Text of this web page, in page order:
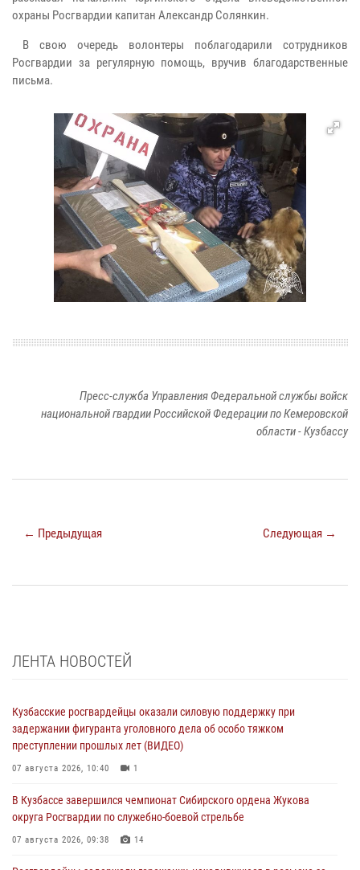
охраны Росгвардии капитан Александр Солянкин.
В свою очередь волонтеры поблагодарили сотрудников
Росгвардии за регулярную помощь, вручив благодарственные
письма.
Пресс-служба Управления Федеральной службы войск
национальной гвардии Российской Федерации по Кемеровской
области - Кузбассу
← Предыдущая Следующая →
ЛЕНТА НОВОСТЕЙ
Кузбасские росгвардейцы оказали силовую поддержку при
задержании фигуранта уголовного дела об особо тяжком
преступлении прошлых лет (ВИДЕО)
07 августа 2026, 10:40 1
В Кузбассе завершился чемпионат Сибирского ордена Жукова
округа Росгвардии по служебно-боевой стрельбе
07 августа 2026, 09:38 14